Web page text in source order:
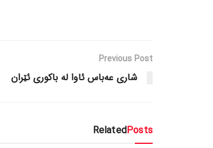
Previous Post
شاری عەباس ئاوا لە باکوری ئێران
RelatedPosts